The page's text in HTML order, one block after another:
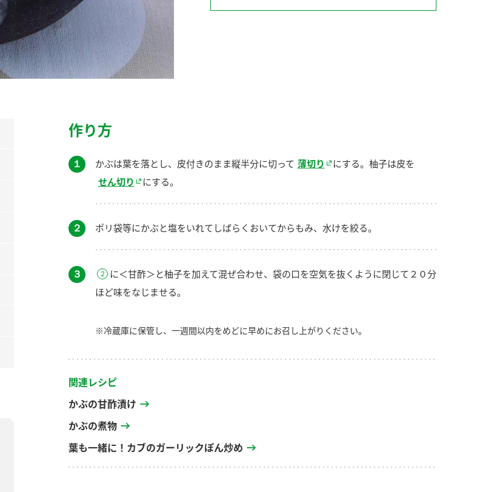
作り方
１ かぶは葉を落とし、皮付きのまま縦半分に切って 薄切り
にする。柚子は皮を
せん切り
にする。
２ ポリ袋等にかぶと塩をいれてしばらくおいてからもみ、水けを絞る。
３
に＜甘酢＞と柚子を加えて混ぜ合わせ、袋の口を空気を抜くように閉じて２０分
ほど味をなじませる。
※冷蔵庫に保管し、一週間以内をめどに早めにお召し上がりください。
関連レシピ
かぶの甘酢漬け
かぶの煮物
葉も一緒に！カブのガーリックぽん炒め